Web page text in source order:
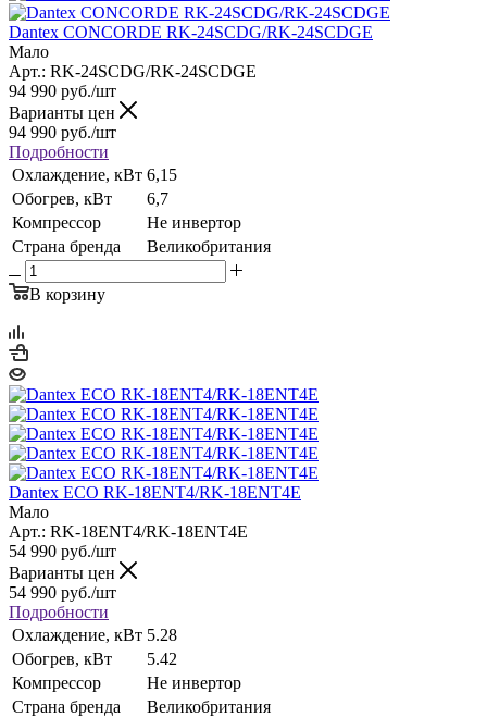
Dantex CONCORDE RK-24SCDG/RK-24SCDGE
Мало
Арт.: RK-24SCDG/RK-24SCDGE
94 990 руб./шт
Варианты цен
94 990 руб./шт
Подробности
Охлаждение, кВт 6,15
Обогрев, кВт
6,7
Компрессор
Не инвертор
Страна бренда
Великобритания
В корзину
Dantex ECO RK-18ENT4/RK-18ENT4E
Мало
Арт.: RK-18ENT4/RK-18ENT4E
54 990 руб./шт
Варианты цен
54 990 руб./шт
Подробности
Охлаждение, кВт 5.28
Обогрев, кВт
5.42
Компрессор
Не инвертор
Страна бренда
Великобритания